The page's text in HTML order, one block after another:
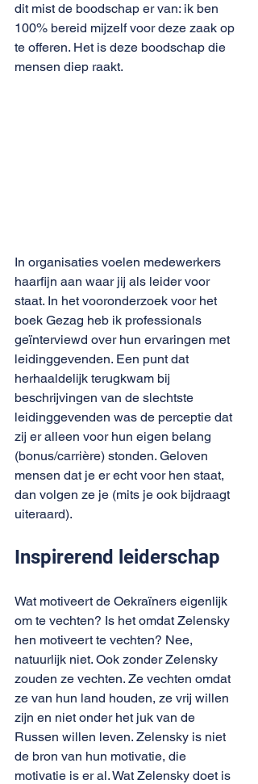
dit mist de boodschap er van: ik ben
100% bereid mijzelf voor deze zaak op
te offeren. Het is deze boodschap die
mensen diep raakt.
In organisaties voelen medewerkers
haarfijn aan waar jij als leider voor
staat. In het vooronderzoek voor het
boek Gezag heb ik professionals
geïnterviewd over hun ervaringen met
leidinggevenden. Een punt dat
herhaaldelijk terugkwam bij
beschrijvingen van de slechtste
leidinggevenden was de perceptie dat
zij er alleen voor hun eigen belang
(bonus/carrière) stonden. Geloven
mensen dat je er echt voor hen staat,
dan volgen ze je (mits je ook bijdraagt
uiteraard).
Inspirerend leiderschap
Wat motiveert de Oekraïners eigenlijk
om te vechten? Is het omdat Zelensky
hen motiveert te vechten? Nee,
natuurlijk niet. Ook zonder Zelensky
zouden ze vechten. Ze vechten omdat
ze van hun land houden, ze vrij willen
zijn en niet onder het juk van de
Russen willen leven. Zelensky is niet
de bron van hun motivatie, die
motivatie is er al. Wat Zelensky doet is